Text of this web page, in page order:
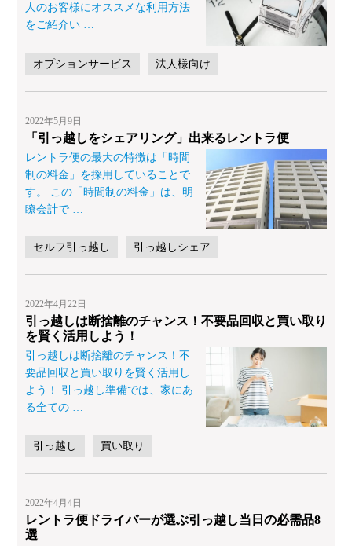
人のお客様にオススメな利用方法
をご紹介い …
オプションサービス 法人様向け
2022年5月9日
「引っ越しをシェアリング」出来るレントラ便
レントラ便の最大の特徴は「時間
制の料金」を採用していることで
す。 この「時間制の料金」は、明
瞭会計で
セルフ引っ越し 引っ越しシェア
2022年4月22日
引っ越しは断捨離のチャンス！不要品回収と買い取り
を賢く活用しよう！
引っ越しは断捨離のチャンス！不
要品回収と買い取りを賢く活用し
よう！ 引っ越し準備では、家にあ
る全ての
引っ越し 買い取り
2022年4月4日
レントラ便ドライバーが選ぶ引っ越し当日の必需品8
選